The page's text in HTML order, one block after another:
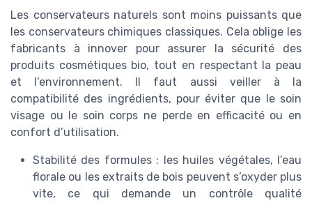
Les conservateurs naturels sont moins puissants que
les conservateurs chimiques classiques. Cela oblige les
fabricants à innover pour assurer la sécurité des
produits cosmétiques bio, tout en respectant la peau
et l’environnement. Il faut aussi veiller à la
compatibilité des ingrédients, pour éviter que le soin
visage ou le soin corps ne perde en efficacité ou en
confort d’utilisation.
Stabilité des formules : les huiles végétales, l’eau
florale ou les extraits de bois peuvent s’oxyder plus
vite, ce qui demande un contrôle qualité